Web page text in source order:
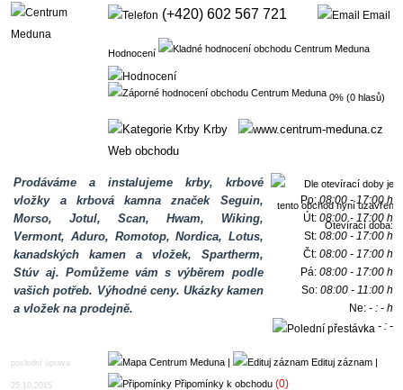
(+420) 602 567 721 Email
Hodnocení
0% (0 hlasů)
Krby
Web obchodu
Prodáváme a instalujeme krby, krbové
vložky a krbová kamna značek Seguin,
Morso, Jotul, Scan, Hwam, Wiking,
Vermont, Aduro, Romotop, Nordica, Lotus,
kanadských kamen a vložek, Spartherm,
Stúv aj. Pomůžeme vám s výběrem podle
vašich potřeb. Výhodné ceny. Ukázky kamen
a vložek na prodejně.
Otevírací doba:
Po:08:00 - 17:00 h
Út:08:00 - 17:00 h
St:08:00 - 17:00 h
Čt:08:00 - 17:00 h
Pá:08:00 - 17:00 h
So:08:00 - 11:00 h
Ne:- : - h
- : -
poslední úprava
25.10.2015
| Edituj záznam|
Připomínky k obchodu (0)